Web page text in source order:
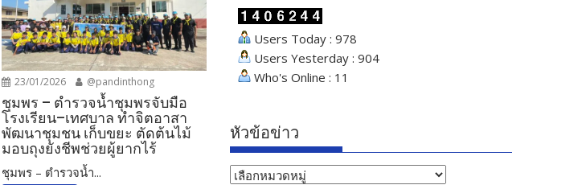
23/01/2026 @pandinthong
ชุมพร – ตำรวจน้ำชุมพรจับมือ
โรงเรียน–เทศบาล ทำจิตอาสา
พัฒนาชุมชน เก็บขยะ ตัดต้นไม้
มอบถุงยังชีพช่วยผู้ยากไร้
ชุมพร – ตำรวจน้ำ...
Users Today : 978
Users Yesterday : 904
Who's Online : 11
หัวข้อข่าว
หัวข้อ